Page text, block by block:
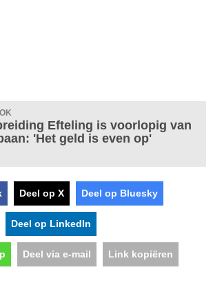
Efteling is voorlopig van
'Het geld is even op'
Deel op X Deel op Bluesky
Deel op LinkedIn
Deel via e-mail Link kopiëren